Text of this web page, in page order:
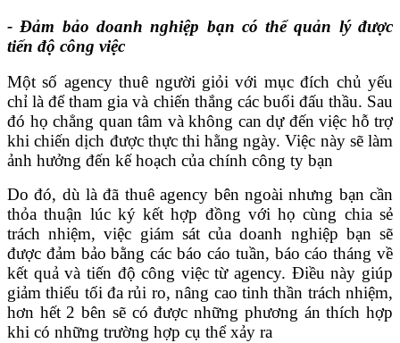
- Đảm bảo doanh nghiệp bạn có thể quản lý được
tiến độ công việc
Một số agency thuê người giỏi với mục đích chủ yếu
chỉ là để tham gia và chiến thắng các buổi đấu thầu. Sau
đó họ chẳng quan tâm và không can dự đến việc hỗ trợ
khi chiến dịch được thực thi hằng ngày. Việc này sẽ làm
ảnh hưởng đến kế hoạch của chính công ty bạn
Do đó, dù là đã thuê agency bên ngoài nhưng bạn cần
thỏa thuận lúc ký kết hợp đồng với họ cùng chia sẻ
trách nhiệm, việc giám sát của doanh nghiệp bạn sẽ
được đảm bảo bằng các báo cáo tuần, báo cáo tháng về
kết quả và tiến độ công việc từ agency. Điều này giúp
giảm thiểu tối đa rủi ro, nâng cao tinh thần trách nhiệm,
hơn hết 2 bên sẽ có được những phương án thích hợp
khi có những trường hợp cụ thể xảy ra